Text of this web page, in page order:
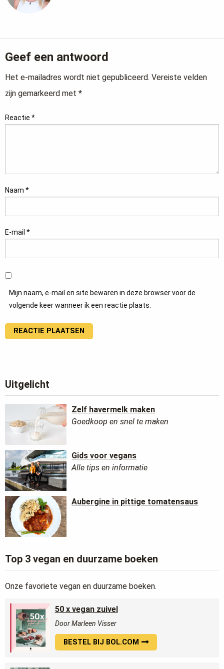
Geef een antwoord
Het e-mailadres wordt niet gepubliceerd. Vereiste velden
zijn gemarkeerd met *
Reactie *
Naam *
E-mail *
Mijn naam, e-mail en site bewaren in deze browser voor de
volgende keer wanneer ik een reactie plaats.
Uitgelicht
Zelf havermelk maken
Goedkoop en snel te maken
Gids voor vegans
Alle tips en informatie
Aubergine in pittige tomatensaus
Top 3 vegan en duurzame boeken
Onze favoriete vegan en duurzame boeken.
50 x vegan zuivel
Door Marleen Visser
BESTEL BIJ BOL.COM